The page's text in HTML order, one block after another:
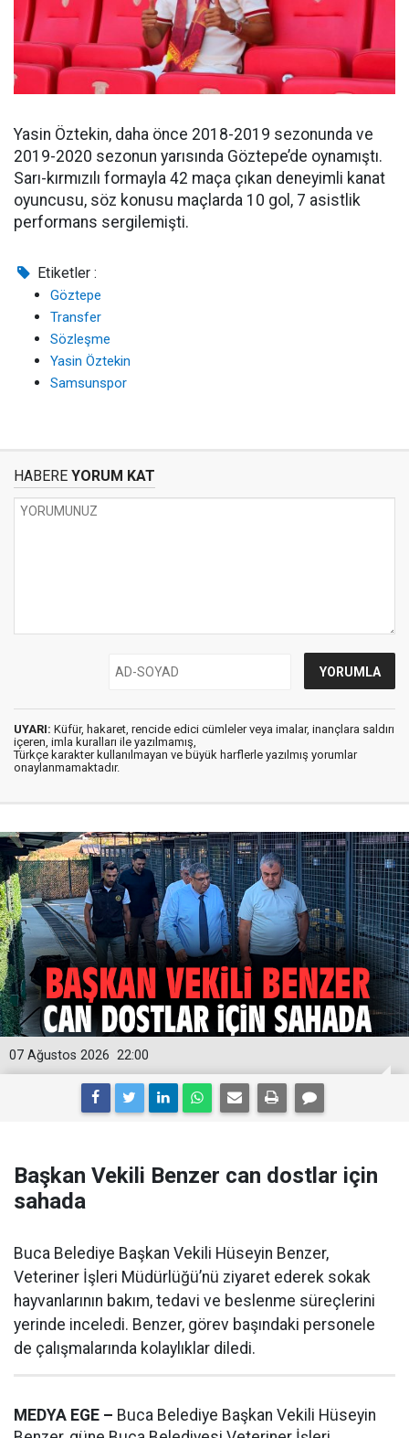
Yasin Öztekin, daha önce 2018-2019 sezonunda ve
2019-2020 sezonun yarısında Göztepe’de oynamıştı.
Sarı-kırmızılı formayla 42 maça çıkan deneyimli kanat
oyuncusu, söz konusu maçlarda 10 gol, 7 asistlik
performans sergilemişti.
Etiketler :
Göztepe
Transfer
Sözleşme
Yasin Öztekin
Samsunspor
HABERE YORUM KAT
UYARI: Küfür, hakaret, rencide edici cümleler veya imalar, inançlara saldırı
içeren, imla kuralları ile yazılmamış,
Türkçe karakter kullanılmayan ve büyük harflerle yazılmış yorumlar
onaylanmamaktadır.
22:00
07 Ağustos 2026
Başkan Vekili Benzer can dostlar için
sahada
Buca Belediye Başkan Vekili Hüseyin Benzer,
Veteriner İşleri Müdürlüğü’nü ziyaret ederek sokak
hayvanlarının bakım, tedavi ve beslenme süreçlerini
yerinde inceledi. Benzer, görev başındaki personele
de çalışmalarında kolaylıklar diledi.
MEDYA EGE – Buca Belediye Başkan Vekili Hüseyin